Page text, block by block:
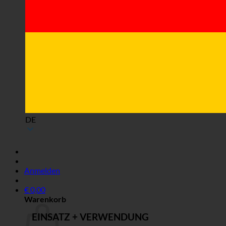
DE
Anmelden
€0,00
Warenkorb
EINSATZ + VERWENDUNG